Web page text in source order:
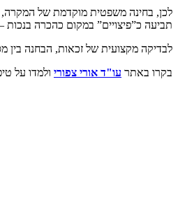
לכן, בחינה משפטית מוקדמת של המקרה,
תביעה כ”פיצויים” במקום כהכרה בנכות
לבדיקה מקצועית של זכאות, הבחנה בין
בקרו באתר עו"ד אורי צפורי ולמדו על